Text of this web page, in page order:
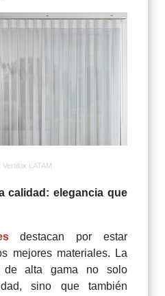
LATAM
calidad: elegancia que
destacan por estar
mejores materiales. La
de alta gama no solo
sino que también